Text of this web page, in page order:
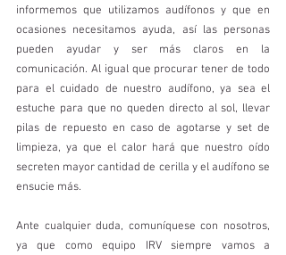
informemos que utilizamos audífonos y que en
ocasiones necesitamos ayuda, así las personas
pueden ayudar y ser más claros en la
comunicación. Al igual que procurar tener de todo
para el cuidado de nuestro audífono, ya sea el
estuche para que no queden directo al sol, llevar
pilas de repuesto en caso de agotarse y set de
limpieza, ya que el calor hará que nuestro oído
secreten mayor cantidad de cerilla y el audífono se
ensucie más.
Ante cualquier duda, comuníquese con nosotros,
ya que como equipo IRV siempre vamos a